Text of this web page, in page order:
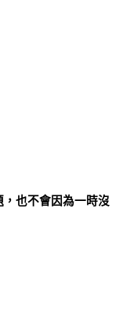
也不會因為一時沒